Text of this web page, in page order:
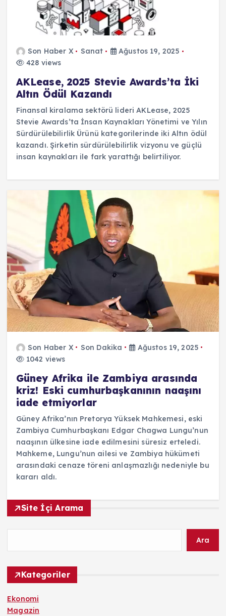
Son Haber X Sanat
Ağustos 19, 2025
428 views
AKLease, 2025 Stevie Awards’ta İki
Altın Ödül Kazandı
Finansal kiralama sektörü lideri AKLease, 2025
Stevie Awards’ta İnsan Kaynakları Yönetimi ve Yılın
Sürdürülebilirlik Ürünü kategorilerinde iki Altın ödül
kazandı. Şirketin sürdürülebilirlik vizyonu ve güçlü
insan kaynakları ile fark yarattığı belirtiliyor.
Son Haber X Son Dakika
Ağustos 19, 2025
1042 views
Güney Afrika ile Zambiya arasında
kriz! Eski cumhurbaşkanının naaşını
iade etmiyorlar
Güney Afrika’nın Pretorya Yüksek Mahkemesi, eski
Zambiya Cumhurbaşkanı Edgar Chagwa Lungu’nun
naaşının ülkesine iade edilmesini süresiz erteledi.
Mahkeme, Lungu’nun ailesi ve Zambiya hükümeti
arasındaki cenaze töreni anlaşmazlığı nedeniyle bu
kararı aldı.
Site İçi Arama
Ara
Kategoriler
Ekonomi
Magazin